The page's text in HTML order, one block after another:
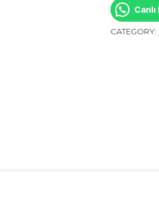
CATEGORY: